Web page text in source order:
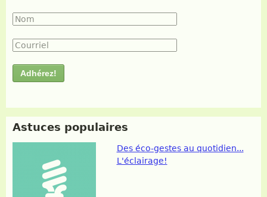
Nom
Courriel
Astuces populaires
Des éco-gestes au quotidien...
L'éclairage!